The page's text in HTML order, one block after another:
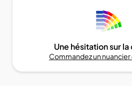
Une hésitation sur la
Commandez un